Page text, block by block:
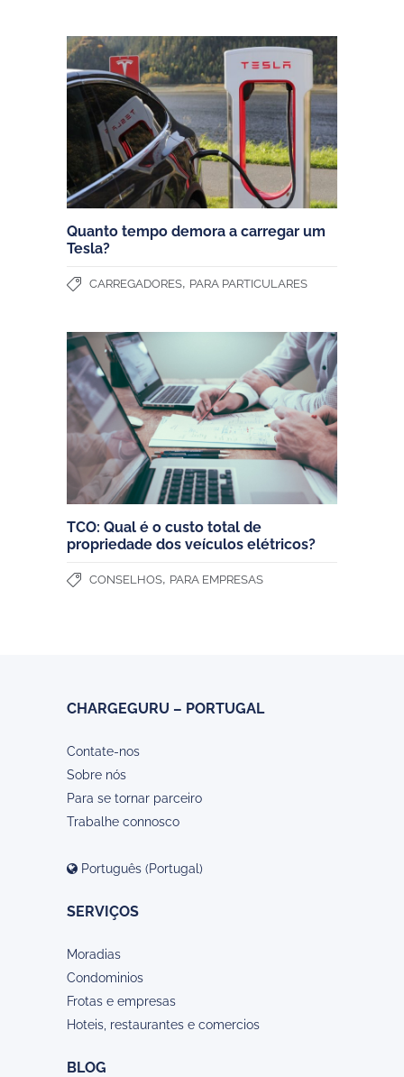
Quanto tempo demora a carregar um
Tesla?
CARREGADORES, PARA PARTICULARES
TCO: Qual é o custo total de
propriedade dos veículos elétricos?
CONSELHOS, PARA EMPRESAS
CHARGEGURU – PORTUGAL
Contate-nos
Sobre nós
Para se tornar parceiro
Trabalhe connosco
Português (Portugal)
SERVIÇOS
Moradias
Condominios
Frotas e empresas
Hoteis, restaurantes e comercios
BLOG